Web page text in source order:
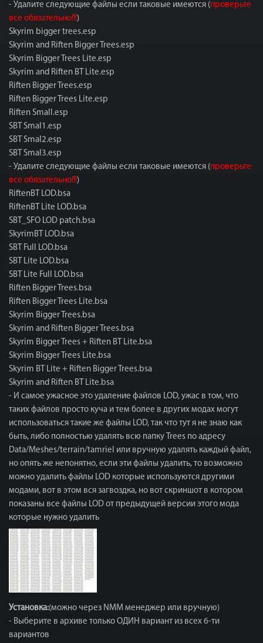
- Удалите следующие файлы если таковые имеются (проверьте
все обязательно!!!)
Skyrim bigger trees.esp
Skyrim and Riften Bigger Trees.esp
Skyrim Bigger Trees Lite.esp
Skyrim and Riften BT Lite.esp
Riften Bigger Trees.esp
Riften Bigger Trees Lite.esp
Riften Small.esp
SBT Smal1.esp
SBT Smal2.esp
SBT Smal3.esp
- Удалите следующие файлы если таковые имеются (проверьте
все обязательно!!!)
RiftenBT LOD.bsa
RiftenBT Lite LOD.bsa
SBT_SFO LOD patch.bsa
SkyrimBT LOD.bsa
SBT Full LOD.bsa
SBT Lite LOD.bsa
SBT Lite Full LOD.bsa
Riften Bigger Trees.bsa
Riften Bigger Trees Lite.bsa
Skyrim Bigger Trees.bsa
Skyrim and Riften Bigger Trees.bsа
Skyrim Bigger Trees + Riften BT Lite.bsa
Skyrim Bigger Trees Lite.bsa
Skyrim BT Lite + Riften Bigger Trees.bsa
Skyrim and Riften BT Lite.bsa
- И самое ужасное это удаление файлов LOD, ужас в том, что
таких файлов просто куча и тем более в других модах могут
использоваться такие же файлы LOD, так что тут я не знаю как
быть, либо полностью удалять всю папку Trees по адресу
Data/Meshes/terrain/tamriel или вручную удалять каждый файл,
но опять же непонятно, если эти файлы удалить, то возможно
можно удалить файлы LOD которые используются другими
модами, вот в этом вся загвоздка, но вот скриншот в котором
показаны все файлы LOD от предыдущей версии этого мода
которые нужно удалить
Установка:(можно через NMM менеджер или вручную)
- Выберите в архиве только ОДИН вариант из всех 6-ти
вариантов